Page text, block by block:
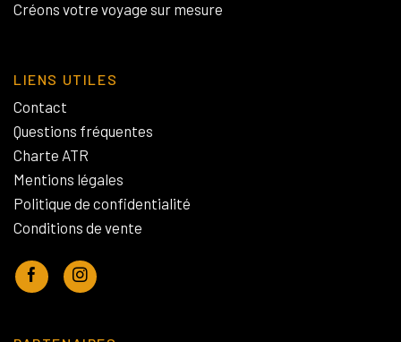
Créons votre voyage sur mesure
LIENS UTILES
Contact
Questions fréquentes
Charte ATR
Mentions légales
Politique de confidentialité
Conditions de vente